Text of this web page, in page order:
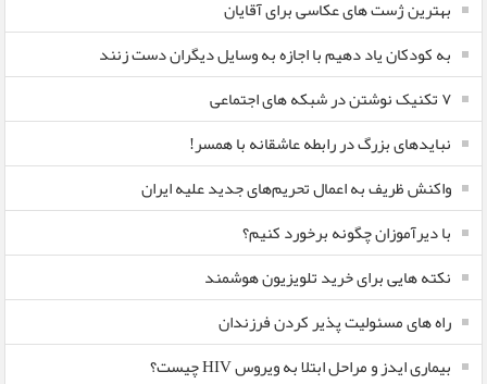
بهترین ژست های عکاسی برای آقایان
به کودکان یاد دهیم با اجازه به وسایل دیگران دست زنند
۷ تکنیک نوشتن در شبکه های اجتماعی
نبایدهای بزرگ در رابطه عاشقانه با همسر!
واکنش ظریف به اعمال تحریم‌های جدید علیه ایران
با دیرآموزان چگونه برخورد کنیم؟
نکته هایی برای خرید تلویزیون هوشمند
راه های مسئولیت پذیر کردن فرزندان
بیماری ایدز و مراحل ابتلا به ویروس HIV چیست؟